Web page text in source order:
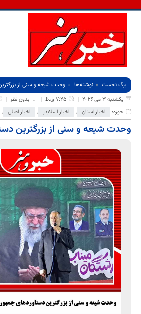
برگ نخست نوشته‌ها
وحدت شیعه و سنی از
یکشنبه 3 می 2026
7:25 ق.ظ بدون نظر
حوزه:
اخبار استان , اخبار اسلایدر , اخبار اصلی ,
وحدت شیعه و سنی از بزرگترین